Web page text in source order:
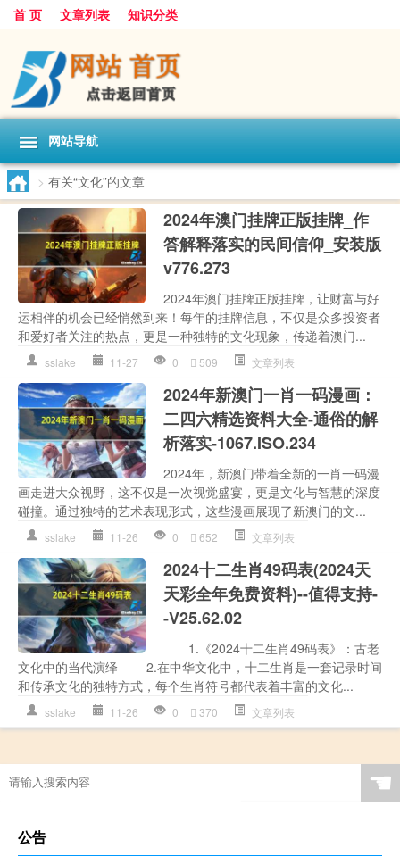
首 页 文章列表 知识分类
网站导航
> 有关“文化”的文章
2024年澳门挂牌正版挂牌_作
答解释落实的民间信仰_安装版
v776.273
2024年澳门挂牌正版挂牌，让财富与好
运相伴的机会已经悄然到来！每年的挂牌信息，不仅是众多投资者
和爱好者关注的热点，更是一种独特的文化现象，传递着澳门...
sslake 11-27 0 509 文章列表
2024年新澳门一肖一码漫画：
二四六精选资料大全-通俗的解
析落实-1067.ISO.234
2024年，新澳门带着全新的一肖一码漫
画走进大众视野，这不仅是一次视觉盛宴，更是文化与智慧的深度
碰撞。通过独特的艺术表现形式，这些漫画展现了新澳门的文...
sslake 11-26 0 652 文章列表
2024十二生肖49码表(2024天
天彩全年免费资料)--值得支持-
-V25.62.02
1.《2024十二生肖49码表》：古老
文化中的当代演绎 2.在中华文化中，十二生肖是一套记录时间
和传承文化的独特方式，每个生肖符号都代表着丰富的文化...
sslake 11-26 0 370 文章列表
☚
公告